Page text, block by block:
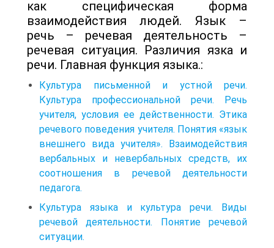
как специфическая форма
взаимодействия людей. Язык –
речь – речевая деятельность –
речевая ситуация. Различия язка и
речи. Главная функция языка.:
Культура письменной и устной речи.
Культура профессиональной речи. Речь
учителя, условия ее действенности. Этика
речевого поведения учителя. Понятия «язык
внешнего вида учителя». Взаимодействия
вербальных и невербальных средств, их
соотношения в речевой деятельности
педагога.
Культура языка и культура речи. Виды
речевой деятельности. Понятие речевой
ситуации.